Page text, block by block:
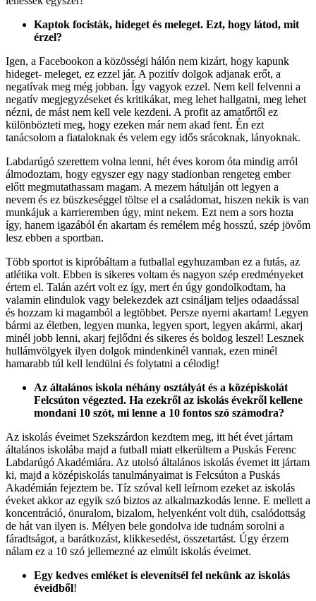
Kaptok focisták, hideget és meleget. Ezt, hogy látod, mit
érzel?
Igen, a Facebookon a közösségi hálón nem kizárt, hogy kapunk
hideget- meleget, ez ezzel jár. A pozitív dolgok adjanak erőt, a
negatívak meg még jobban. Így vagyok ezzel. Nem kell felvenni a
negatív megjegyzéseket és kritikákat, meg lehet hallgatni, meg lehet
nézni, de mást nem kell vele kezdeni. A profit az amatőrtől ez
különbözteti meg, hogy ezeken már nem akad fent. Én ezt
tanácsolom a fiataloknak és velem egy idős srácoknak, lányoknak.
Labdarúgó szerettem volna lenni, hét éves korom óta mindig arról
álmodoztam, hogy egyszer egy nagy stadionban rengeteg ember
előtt megmutathassam magam. A mezem hátulján ott legyen a
nevem és ez büszkeséggel töltse el a családomat, hiszen nekik is van
munkájuk a karrieremben úgy, mint nekem. Ezt nem a sors hozta
így, hanem igazából én akartam és remélem még hosszú, szép jövőm
lesz ebben a sportban.
Több sportot is kipróbáltam a futballal egyhuzamban ez a futás, az
atlétika volt. Ebben is sikeres voltam és nagyon szép eredményeket
értem el. Talán azért volt ez így, mert én úgy gondolkodtam, ha
valamin elindulok vagy belekezdek azt csináljam teljes odaadással
és hozzam ki magamból a legtöbbet. Persze nyerni akartam! Legyen
bármi az életben, legyen munka, legyen sport, legyen akármi, akarj
minél jobb lenni, akarj fejlődni és sikeres és boldog leszel! Lesznek
hullámvölgyek ilyen dolgok mindenkinél vannak, ezen minél
hamarabb túl kell lendülni és folytatni a célodig!
Az általános iskola néhány osztályát és a középiskolát
Felcsúton végezted. Ha ezekről az iskolás évekről kellene
mondani 10 szót, mi lenne a 10 fontos szó számodra?
Az iskolás éveimet Szekszárdon kezdtem meg, itt hét évet jártam
általános iskolába majd a futball miatt elkerültem a Puskás Ferenc
Labdarúgó Akadémiára. Az utolsó általános iskolás évemet itt jártam
ki, majd a középiskolás tanulmányaimat is Felcsúton a Puskás
Akadémián fejeztem be. Tíz szóval kell leírnom ezeket az iskolás
éveket akkor az egyik szó biztos az alkalmazkodás lenne. E mellett a
koncentráció, önuralom, bizalom, helyenként volt düh, csalódottság
de hát van ilyen is. Mélyen bele gondolva ide tudnám sorolni a
fáradtságot, a barátkozást, klikkesedést, összetartást. Úgy érzem
nálam ez a 10 szó jellemezné az elmúlt iskolás éveimet.
Egy kedves emléket is elevenítsél fel nekünk az iskolás
éveidből!